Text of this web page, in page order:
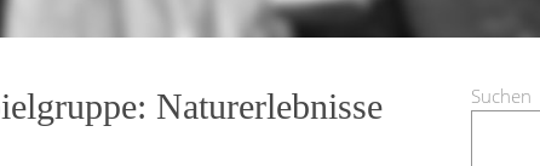
Naturerlebnisse
Suchen